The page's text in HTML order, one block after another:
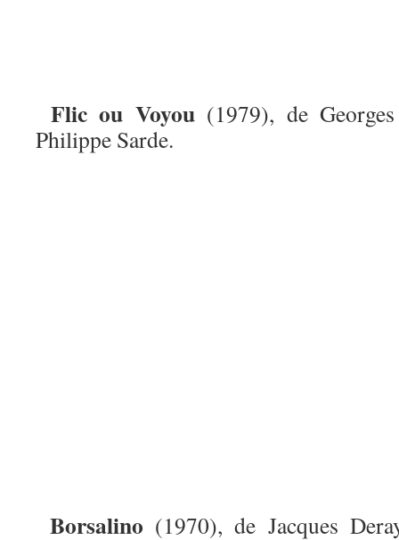
Flic ou Voyou(1979), de
Philippe Sarde.
Borsalino (1970), de Jacques